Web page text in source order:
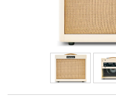
Kopfhörer
Mikros